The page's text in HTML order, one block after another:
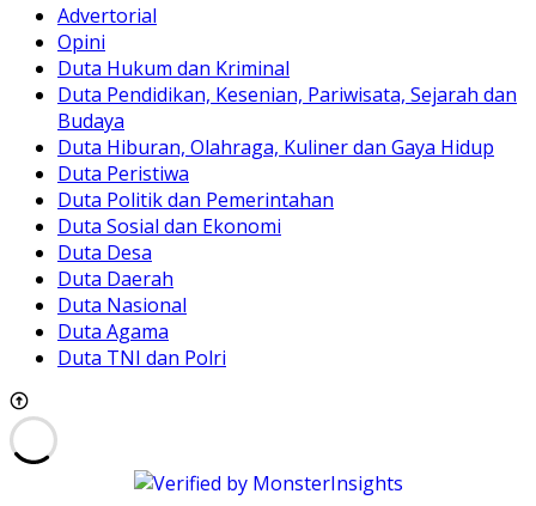
Advertorial
Opini
Duta Hukum dan Kriminal
Duta Pendidikan, Kesenian, Pariwisata, Sejarah dan
Budaya
Duta Hiburan, Olahraga, Kuliner dan Gaya Hidup
Duta Peristiwa
Duta Politik dan Pemerintahan
Duta Sosial dan Ekonomi
Duta Desa
Duta Daerah
Duta Nasional
Duta Agama
Duta TNI dan Polri